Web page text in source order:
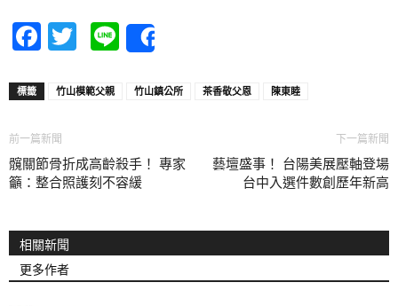
Facebook
Twitter
Line
標籤 竹山模範父親 竹山鎮公所 茶香敬父恩 陳東睦
前一篇新聞
髖關節骨折成高齡殺手！ 專家
籲：整合照護刻不容緩
下一篇新聞
藝壇盛事！ 台陽美展壓軸登場
台中入選件數創歷年新高
相關新聞
更多作者